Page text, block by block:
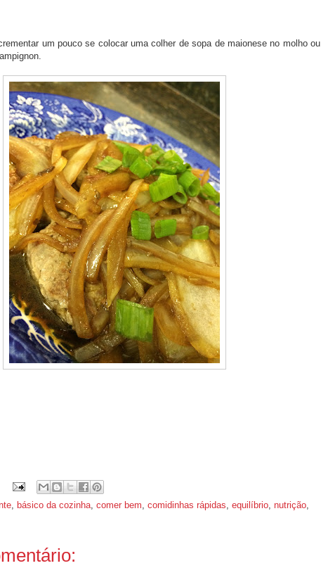
um pouco se colocar uma colher de sopa de maionese no molho ou
, básico da cozinha, comer bem, comidinhas rápidas, equilíbrio, nutrição,